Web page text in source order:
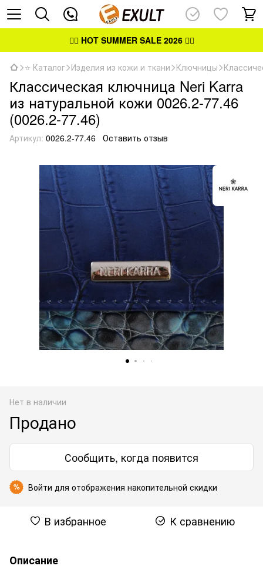
👉🏻 HOT SUMMER SALE 2026👈🏻
⭐ Каталог Изделия из кожи и ткани Ключницы
Классическая ключница Neri Karra
из натуральной кожи 0026.2-77.46
(0026.2-77.46)
Артикул: 0026.2-77.46 Оставить отзыв
Нет в наличии
Продано
Сообщить, когда появится
% Войти для отображения накопительной скидки
В избранное К сравнению
Описание